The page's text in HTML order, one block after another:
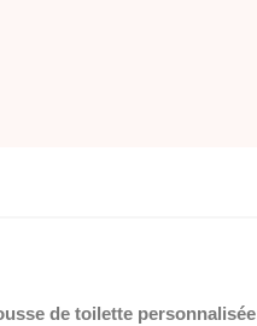
de toilette personnalisée